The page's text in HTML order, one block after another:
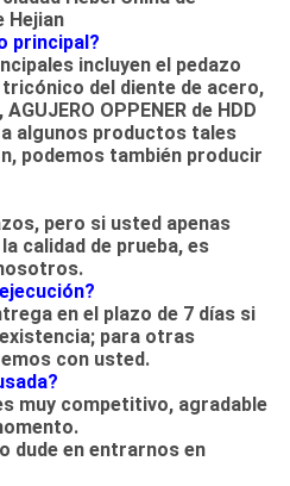
Hejian
principal?
incluyen el pedazo
del diente de acero,
OPPENER de HDD
algunos productos tales
podemos también producir
pero si usted apenas
calidad de prueba, es
en el plazo de 7 días si
para otras
con usted.
muy competitivo, agradable
dude en entrarnos en